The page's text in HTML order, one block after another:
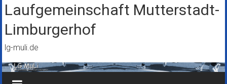
Zum
Inhalt
springen
Laufgemeinschaft Mutterstadt-
Limburgerhof
lg-muli.de